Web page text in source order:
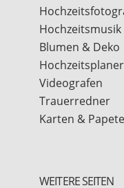
Hochzeitsmusik
Blumen & Deko
Hochzeitsplaner
Videografen
Trauerredner
Karten &
WEITERE SEITEN